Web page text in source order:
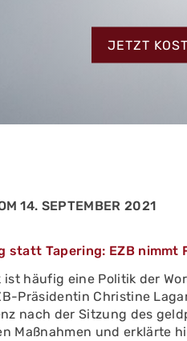
JETZT
MEHR
ZUM
MEHR
14. SEPTEMBER 2021
statt Tapering: EZB nimmt
ist häufig eine Politik der
Präsidentin Christine
nach der Sitzung des
Maßnahmen und erklärte